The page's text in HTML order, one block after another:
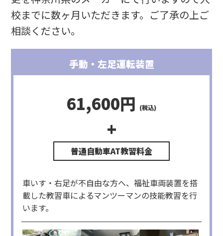
校までに数ヶ月いただきます。ご了承の上ご
相談ください。
手動・左足運転装置
61,600円 (税込)
+
車いす・右足が不自由な方へ、福祉車両装置を搭
載した教習車によるマンツーマンの技能教習を行
います。